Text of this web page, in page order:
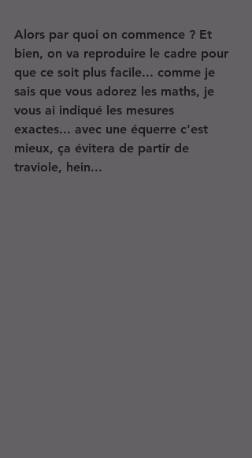
Alors par quoi on commence ? Et
bien, on va reproduire le cadre pour
que ce soit plus facile... comme je
sais que vous adorez les maths, je
vous ai indiqué les mesures
exactes... avec une équerre c'est
mieux, ça évitera de partir de
traviole, hein...